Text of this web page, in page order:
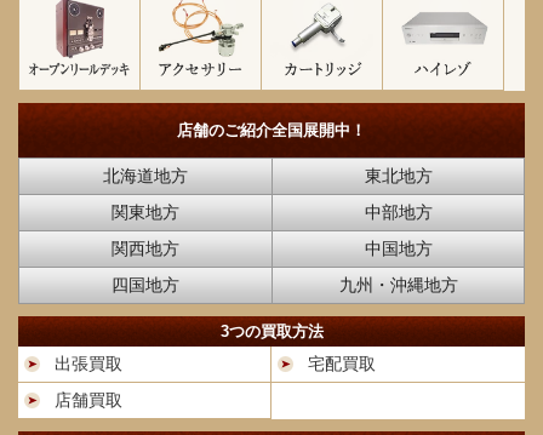
店舗のご紹介全国展開中！
北海道地方
東北地方
関東地方
中部地方
関西地方
中国地方
四国地方
九州・沖縄地方
3つの買取方法
出張買取
宅配買取
店舗買取